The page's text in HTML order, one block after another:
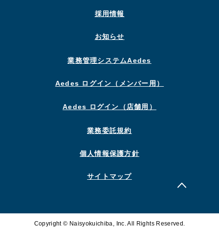
採用情報
お知らせ
業務管理システムAedes
Aedes ログイン（メンバー用）
Aedes ログイン（店舗用）
業務委託規約
個人情報保護方針
サイトマップ
Copyright © Naisyokuichiba, Inc. All Rights Reserved.